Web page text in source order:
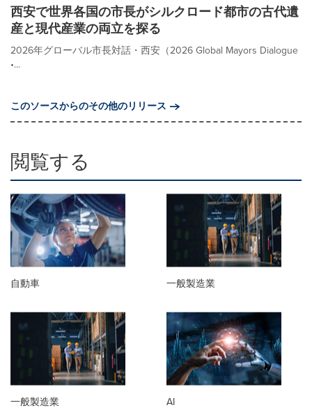
西安で世界各国の市長がシルクロード都市の古代遺
産と現代産業の両立を探る
2026年グローバル市長対話・西安（2026 Global Mayors Dialogue
•...
このソースからのその他のリリース
閲覧する
自動車 一般製造業
一般製造業 AI